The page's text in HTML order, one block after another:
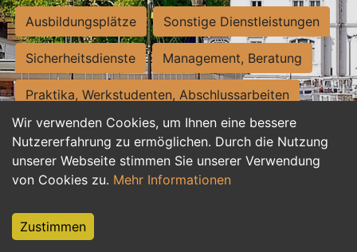
Wir verwenden Cookies, um Ihnen eine bessere
Nutzererfahrung zu ermöglichen. Durch die Nutzung
unserer Webseite stimmen Sie unserer Verwendung
von Cookies zu. Mehr Informationen
Zustimmen
Ausbildungsplätze Sonstige Dienstleistungen
Sicherheitsdienste Management, Beratung
Praktika, Werkstudenten, Abschlussarbeiten
Personalwesen Assistenz, Sekretariat
Hilfskräfte, Aushilfs- und Nebenjobs
Weiterbildung, Studium, duale Ausbildung